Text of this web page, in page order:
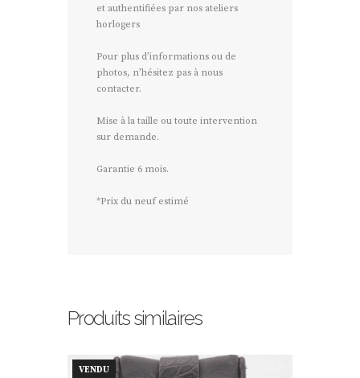
et authentifiées par nos ateliers
horlogers
Pour plus d’informations ou de
photos, n’hésitez pas à nous
contacter.
Mise à la taille ou toute intervention
sur demande.
Garantie 6 mois.
*Prix du neuf estimé
Produits similaires
VENDU